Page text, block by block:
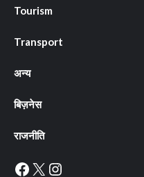
Tourism
Transport
अन्य
बिज़नेस
राजनीति
Facebook
X Instagram